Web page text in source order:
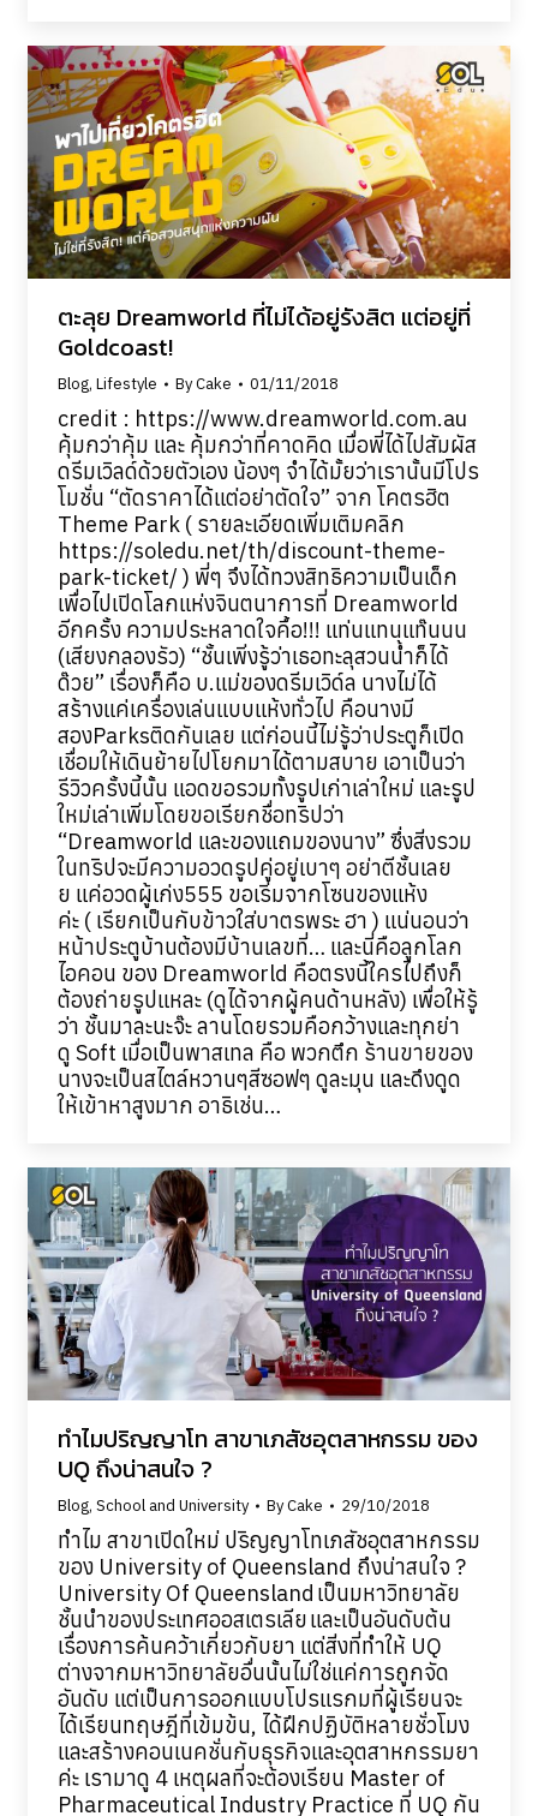
ตะลุย Dreamworld ที่ไม่ได้อยู่รังสิต แต่อยู่ที่
Goldcoast!
Blog, Lifestyle ByCake 01/11/2018
credit : https://www.dreamworld.com.au
คุ้มกว่าคุ้ม และ คุ้มกว่าที่คาดคิด เมื่อพี่ได้ไปสัมผัส
ดรีมเวิลด์ด้วยตัวเอง น้องๆ จำได้มั้ยว่าเรานั้นมีโปร
โมชั่น “ตัดราคาได้แต่อย่าตัดใจ” จาก โคตรฮิต
Theme Park ( รายละเอียดเพิ่มเติมคลิก
https://soledu.net/th/discount-theme-
park-ticket/ ) พี่ๆ จึงได้ทวงสิทธิความเป็นเด็ก
เพื่อไปเปิดโลกแห่งจินตนาการที่ Dreamworld
อีกครั้ง ความประหลาดใจคื้อ!!! แท่นแทนแท๊นนน
(เสียงกลองรัว) “ชั้นเพิ่งรู้ว่าเธอทะลุสวนน้ำก็ได้
ด๊วย” เรื่องก็คือ บ.แม่ของดรีมเวิด์ล นางไม่ได้
สร้างแค่เครื่องเล่นแบบแห้งทั่วไป คือนางมี
สองParksติดกันเลย แต่ก่อนนี้ไม่รู้ว่าประตูก็เปิด
เชื่อมให้เดินย้ายไปโยกมาได้ตามสบาย เอาเป็นว่า
รีวิวครั้งนี้นั้น แอดขอรวมทั้งรูปเก่าเล่าใหม่ และรูป
ใหม่เล่าเพิ่มโดยขอเรียกชื่อทริปว่า
“Dreamworld และของแถมของนาง” ซึ่งสิ่งรวม
ในทริปจะมีความอวดรูปคู่อยู่เบาๆ อย่าตีชั้นเลย
ย แค่อวดผู้เก่ง555 ขอเริ่มจากโซนของแห้ง
ค่ะ ( เรียกเป็นกับข้าวใส่บาตรพระ ฮา ) แน่นอนว่า
หน้าประตูบ้านต้องมีบ้านเลขที่… และนี่คือลูกโลก
ไอคอน ของ Dreamworld คือตรงนี้ใครไปถึงก็
ต้องถ่ายรูปแหละ (ดูได้จากผู้คนด้านหลัง) เพื่อให้รู้
ว่า ชั้นมาละนะจ๊ะ ลานโดยรวมคือกว้างและทุกย่า
ดู Soft เมื่อเป็นพาสเทล คือ พวกตึก ร้านขายของ
นางจะเป็นสไตล์หวานๆสีซอฟๆ ดูละมุน และดึงดูด
ให้เข้าหาสูงมาก อาธิเช่น…
ทำไมปริญญาโท สาขาเภสัชอุตสาหกรรม ของ
UQ ถึงน่าสนใจ ?
Blog, School and University ByCake 29/10/2018
ทำไม สาขาเปิดใหม่ ปริญญาโทเภสัชอุตสาหกรรม
ของ University of Queensland ถึงน่าสนใจ ?
University Of Queensland เป็นมหาวิทยาลัย
ชั้นนำของประเทศออสเตรเลีย และเป็นอันดับต้น
เรื่องการค้นคว้าเกี่ยวกับยา แต่สิ่งที่ทำให้ UQ
ต่างจากมหาวิทยาลัยอื่นนั้นไม่ใช่แค่การถูกจัด
อันดับ แต่เป็นการออกแบบโปรแรกมที่ผู้เรียนจะ
ได้เรียนทฤษฎีที่เข้มข้น, ได้ฝึกปฏิบัติหลายชั่วโมง
และสร้างคอนเนคชั่นกับธุรกิจและอุตสาหกรรมยา
ค่ะ เรามาดู 4 เหตุผลที่จะต้องเรียน Master of
Pharmaceutical Industry Practice ที่ UQ กัน